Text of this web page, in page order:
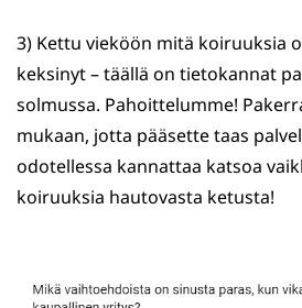
3) Kettu vieköön mitä koiruuksia
keksinyt – täällä on tietokannat
solmussa. Pahoittelumme!
mukaan, jotta pääsette taas
odotellessa kannattaa katsoa
koiruuksia hautovasta ketusta!